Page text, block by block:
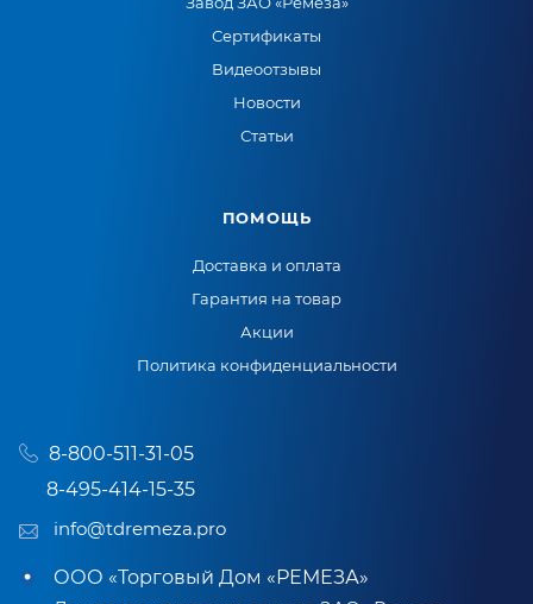
Сертификаты
Видеоотзывы
Новости
Статьи
ПОМОЩЬ
Доставка и оплата
Гарантия на товар
Акции
Политика конфиденциальности
8-800-511-31-05
8-495-414-15-35
info@tdremeza.pro
ООО «Торговый Дом «РЕМЕЗА»